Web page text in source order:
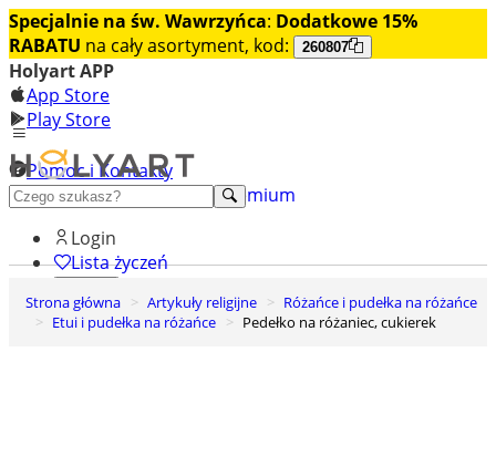
Specjalnie na św. Wawrzyńca: Dodatkowe 15%
RABATU na cały asortyment, kod: 260807
Holyart APP
App Store
Play Store
Pomoc i Kontakty
+48 222 922 860
Odkryj premium
Login
Lista życzeń
0
Koszyk
Strona główna Artykuły religijne
Różańce i pudełka na różańce
Etui i pudełka na różańce
Pedełko na różaniec, cukierek